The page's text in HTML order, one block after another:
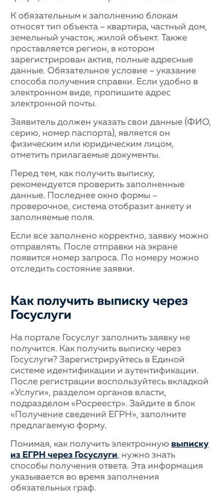
К обязательным к заполнению блокам
относят тип объекта – квартира, частный дом,
земельный участок, жилой объект. Также
проставляется регион, в котором
зарегистрирован актив, полные адресные
данные. Обязательное условие – указание
способа получения справки. Если удобно в
электронном виде, пропишите адрес
электронной почты.
Заявитель должен указать свои данные (ФИО,
серию, номер паспорта), является он
физическим или юридическим лицом,
отметить прилагаемые документы.
Перед тем, как получить выписку,
рекомендуется проверить заполненные
данные. Последнее окно формы –
проверочное, система отобразит анкету и
заполняемые поля.
Если все заполнено корректно, заявку можно
отправлять. После отправки на экране
появится номер запроса. По номеру можно
отследить состояние заявки.
Как получить выписку через
Госуслуги
На портале Госуслуг заполнить заявку не
получится. Как получить выписку через
Госуслуги? Зарегистрируйтесь в Единой
системе идентификации и аутентификации.
После регистрации воспользуйтесь вкладкой
«Услуги», разделом органов власти,
подразделом «Росреестр». Зайдите в блок
«Получение сведений ЕГРН», заполните
предлагаемую форму.
Понимая, как получить электронную выписку
из ЕГРН через Госуслуги, нужно знать
способы получения ответа. Эта информация
указывается во время заполнения
обязательных граф.